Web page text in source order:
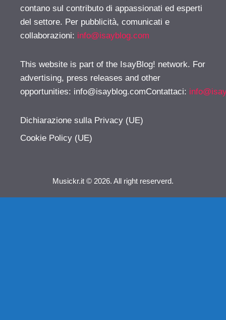
contano sul contributo di appassionati ed esperti
del settore. Per pubblicità, comunicati e
collaborazioni: info@isayblog.com
This website is part of the IsayBlog! network. For
advertising, press releases and other
opportunities: info@isayblog.comContattaci:
Dichiarazione sulla Privacy (UE)
Cookie Policy (UE)
Musickr.it © 2026. All right reserverd.